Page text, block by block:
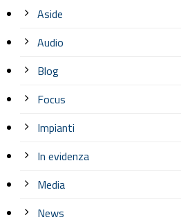
Aside
Audio
Blog
Focus
Impianti
In evidenza
Media
News